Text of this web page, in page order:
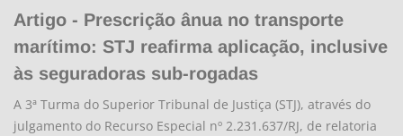
Artigo - Prescrição ânua no transporte
marítimo: STJ reafirma aplicação, inclusive
às seguradoras sub-rogadas
A 3ª Turma do Superior Tribunal de Justiça (STJ), através do
julgamento do Recurso Especial nº 2.231.637/RJ, de relatoria